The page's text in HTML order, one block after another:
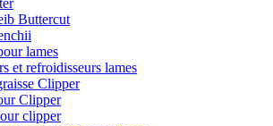
Buttercut
lames
et refroidisseurs lames
Clipper
Clipper
clipper